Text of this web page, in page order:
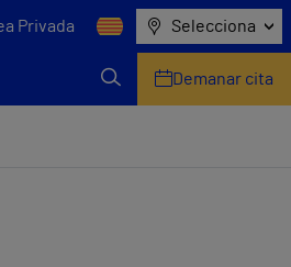
Privada Selecciona
Demanar cita